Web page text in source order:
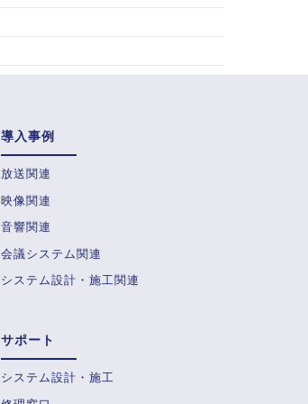
導入事例
放送関連
映像関連
音響関連
会議システム関連
システム設計・施工関連
サポート
システム設計・施工